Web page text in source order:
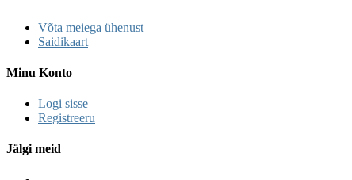
Võta meiega ühenust
Saidikaart
Minu Konto
Logi sisse
Registreeru
Jälgi meid